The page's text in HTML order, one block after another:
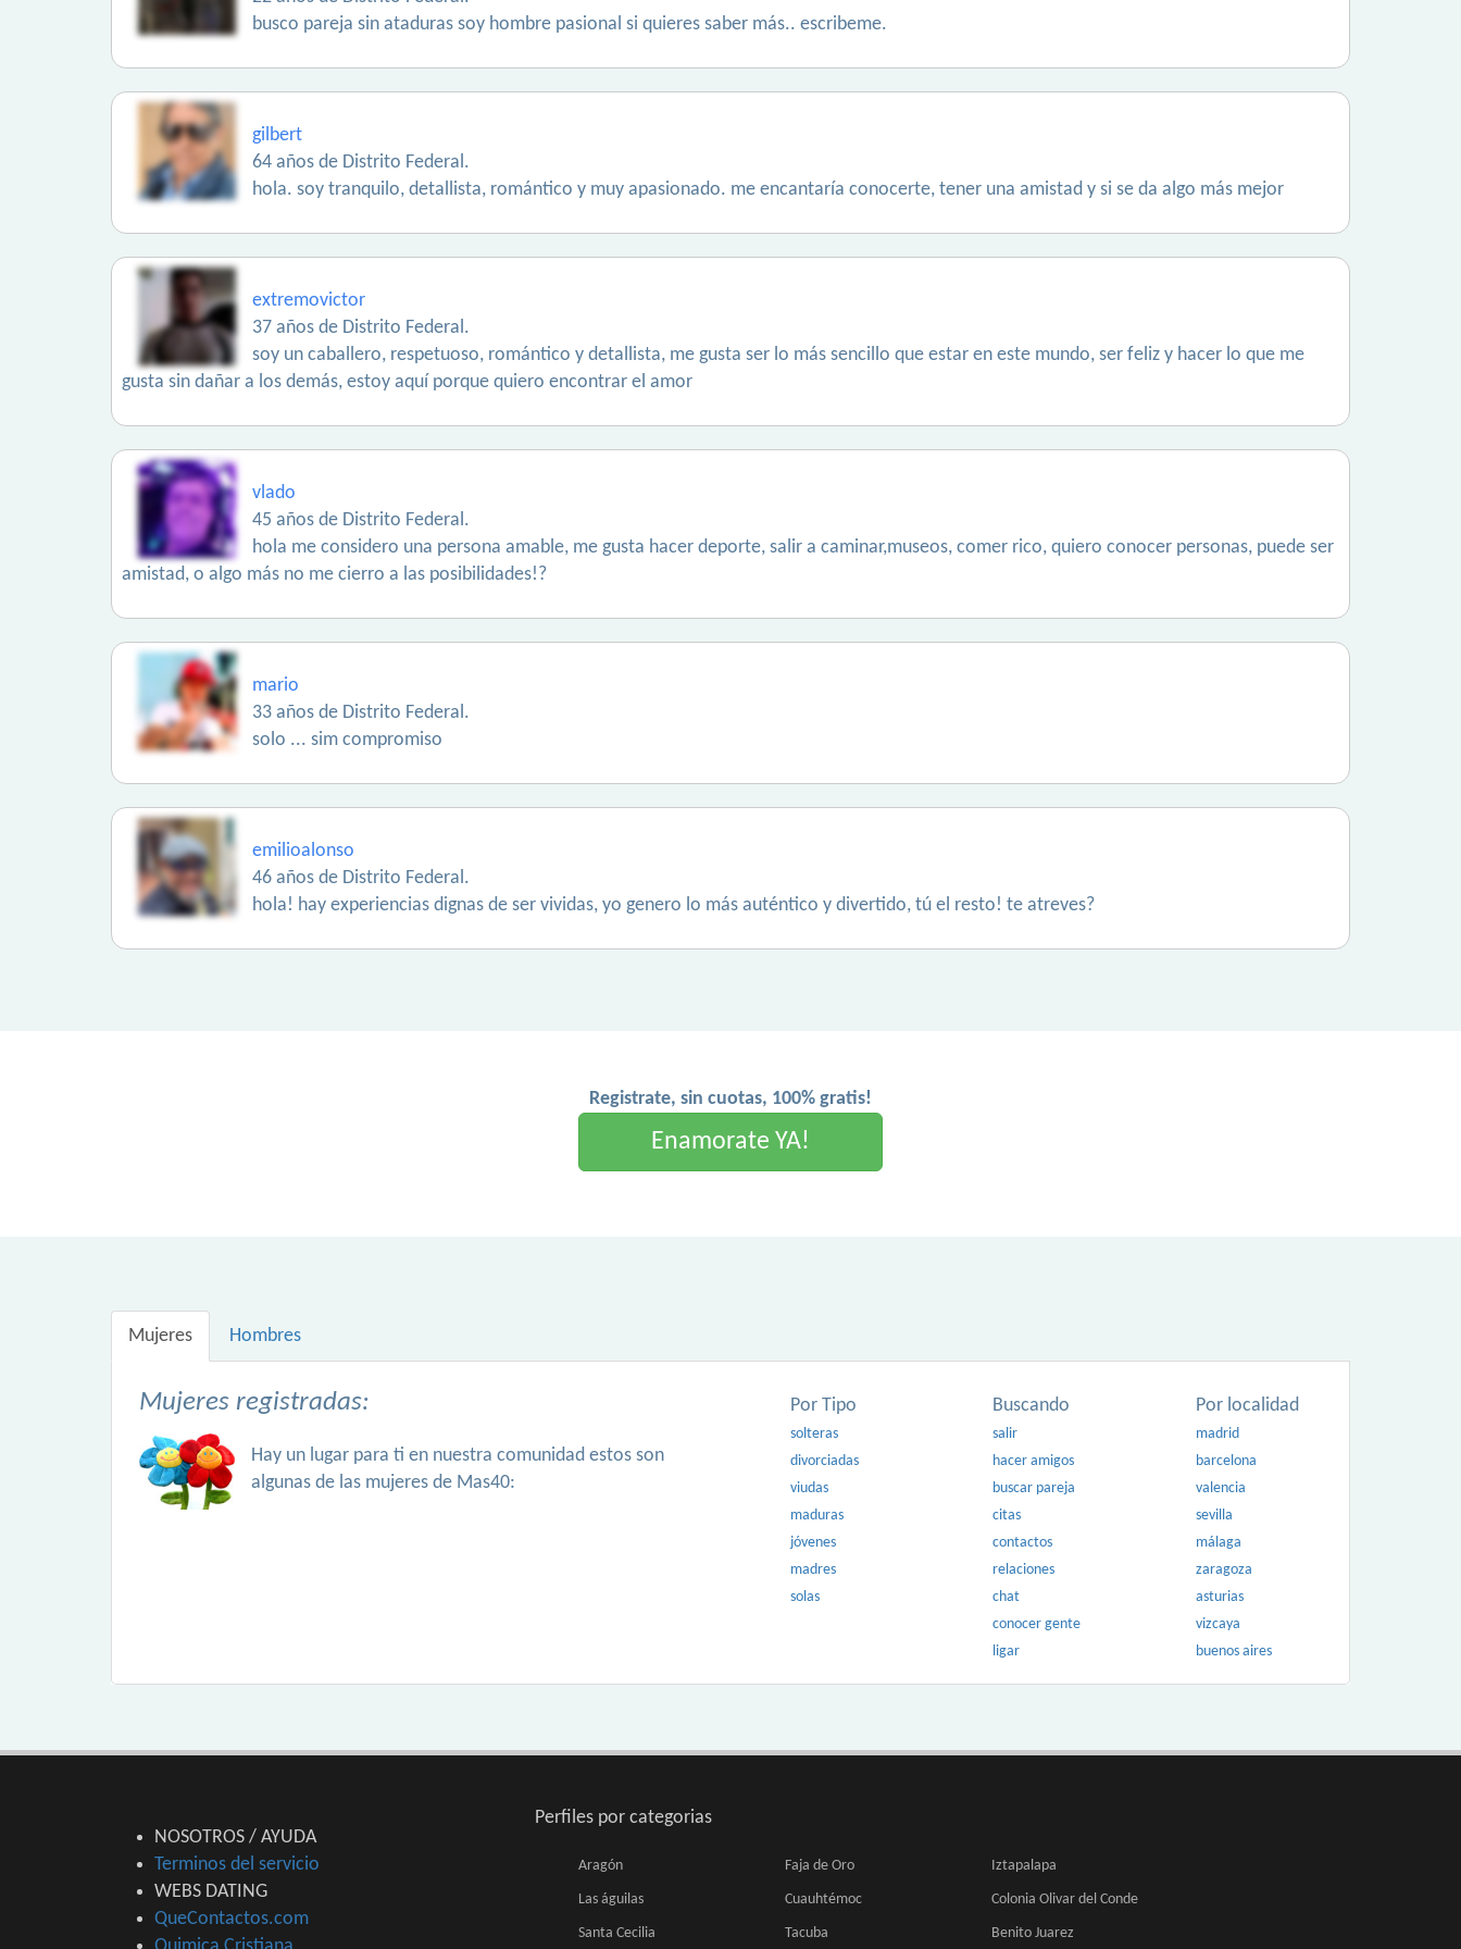
busco pareja sin ataduras soy hombre pasional si quieres saber más.. escribeme.
gilbert
64 años de Distrito Federal.
hola. soy tranquilo, detallista, romántico y muy apasionado. me encantaría conocerte, tener una amistad y si se da algo más mejor
extremovictor
37 años de Distrito Federal.
soy un caballero, respetuoso, romántico y detallista, me gusta ser lo más sencillo que estar en este mundo, ser feliz y hacer lo que me
gusta sin dañar a los demás, estoy aquí porque quiero encontrar el amor
vlado
45 años de Distrito Federal.
hola me considero una persona amable, me gusta hacer deporte, salir a caminar,museos, comer rico, quiero conocer personas, puede ser
amistad, o algo más no me cierro a las posibilidades!?
mario
33 años de Distrito Federal.
solo ... sim compromiso
emilioalonso
46 años de Distrito Federal.
hola! hay experiencias dignas de ser vividas, yo genero lo más auténtico y divertido, tú el resto! te atreves?
Registrate, sin cuotas, 100% gratis!
Enamorate YA!
Mujeres Hombres
Mujeres registradas:
Hay un lugar para ti en nuestra comunidad estos son
algunas de las mujeres de Mas40:
Por Tipo
solteras
divorciadas
viudas
maduras
jóvenes
madres
solas
Buscando
salir
hacer amigos
buscar pareja
citas
contactos
relaciones
chat
conocer gente
ligar
Por localidad
madrid
barcelona
valencia
sevilla
málaga
zaragoza
asturias
vizcaya
buenos aires
NOSOTROS / AYUDA
Terminos del servicio
WEBS DATING
QueContactos.com
Perfiles por categorias
Aragón Faja de Oro Iztapalapa
Las águilas Cuauhtémoc Colonia Olivar del Conde
Santa Cecilia Tacuba Benito Juarez